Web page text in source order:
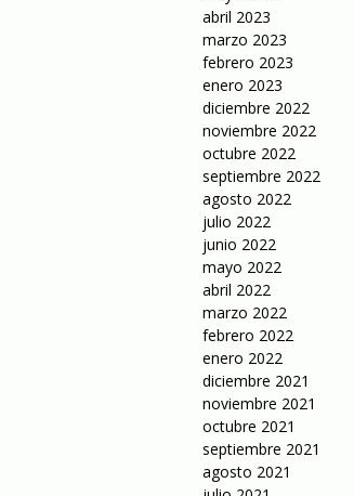
abril 2023
marzo 2023
febrero 2023
enero 2023
diciembre 2022
noviembre 2022
octubre 2022
septiembre 2022
agosto 2022
julio 2022
junio 2022
mayo 2022
abril 2022
marzo 2022
febrero 2022
enero 2022
diciembre 2021
noviembre 2021
octubre 2021
septiembre 2021
agosto 2021